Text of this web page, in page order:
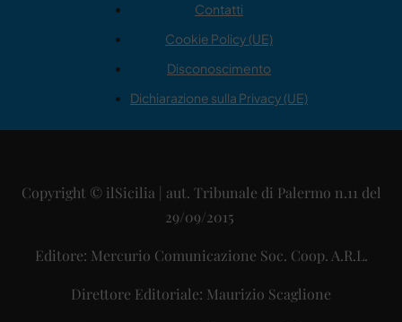
Contatti
Cookie Policy (UE)
Disconoscimento
Dichiarazione sulla Privacy (UE)
Copyright © ilSicilia | aut. Tribunale di Palermo n.11 del
29/09/2015
Editore: Mercurio Comunicazione Soc. Coop. A.R.L.
Direttore Editoriale: Maurizio Scaglione